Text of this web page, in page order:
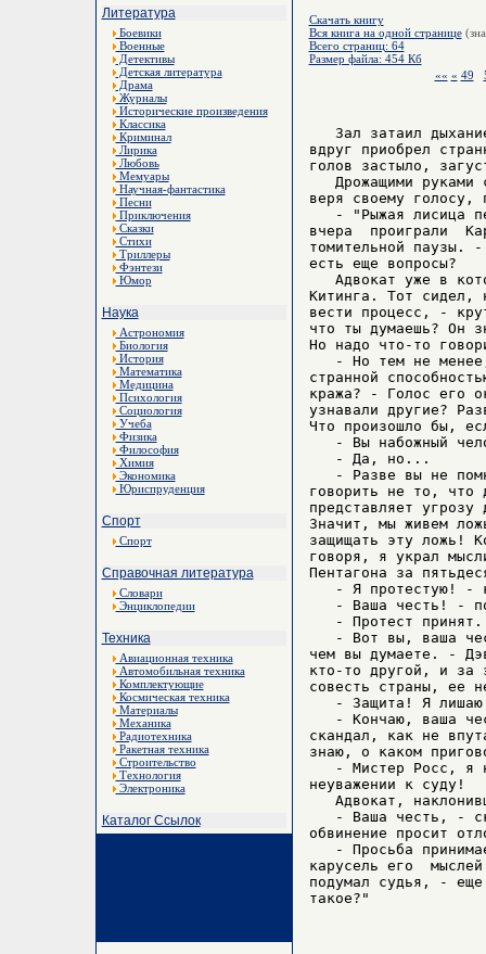
Литература
Боевики
Военные
Детективы
Детская литература
Драма
Журналы
Исторические произведения
Классика
Криминал
Лирика
Любовь
Мемуары
Научная-фантастика
Песни
Приключения
Сказки
Стихи
Триллеры
Фэнтези
Юмор
Наука
Астрономия
Биология
История
Математика
Медицина
Психология
Социология
Учеба
Физика
Философия
Химия
Экономика
Юриспруденция
Спорт
Спорт
Справочная литература
Словари
Энциклопедии
Техника
Авиационная техника
Автомобильная техника
Комплектующие
Космическая техника
Материалы
Механика
Радиотехника
Ракетная техника
Строительство
Технология
Электроника
Каталог Ссылок
Скачать книгу
Вся книга на одной странице
Всего страниц: 64
Размер файла: 454 Кб
«« « 49
Зал затаил
вдруг приобрел
голов застыло,
Дрожащими руками
веря своему голосу,
- "Рыжая лисица
вчера  проиграли
томительной паузы.
есть еще вопросы?
Адвокат уже в
Китинга. Тот сидел,
вести процесс, -
что ты думаешь? Он
Но надо что-то
- Но тем не
странной
кража? - Голос его
узнавали другие?
Что произошло бы,
- Вы набожный
   - Да, но...
- Разве вы не
говорить не то, что
представляет
Значит, мы живем
защищать эту ложь!
говоря, я украл
Пентагона за
- Я протестую! -
- Ваша честь! -
- Протест
- Вот вы, ваша
чем вы думаете. -
кто-то другой, и за
совесть страны, ее
- Защита! Я
- Кончаю, ваша
скандал, как не
знаю, о каком
- Мистер Росс, я
неуважении к суду!
Адвокат,
- Ваша честь, -
обвинение просит
- Просьба
карусель его
подумал судья, -
такое?"